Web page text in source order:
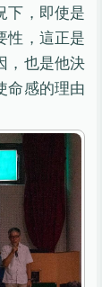
下，即使是
性，這正是
，也是他決
命感的理由